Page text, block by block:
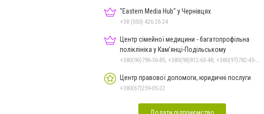
"Eastern Media Hub" у Чернівцях
+38 (050) 426 26 24
Центр сімейної медицини - багатопрофільна
поліклініка у Кам’янці-Подільському
Центр правової допомоги, юридичні послуги
+380(67)259-05-22
Додати підприємство